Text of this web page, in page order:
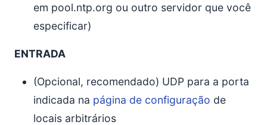
em pool.ntp.org ou outro servidor que você
especificar)
ENTRADA
(Opcional, recomendado) UDP para a porta
indicada na página de configuração de
locais arbitrários